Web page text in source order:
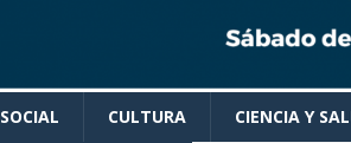
SOCIAL CULTURA CIENCIA Y